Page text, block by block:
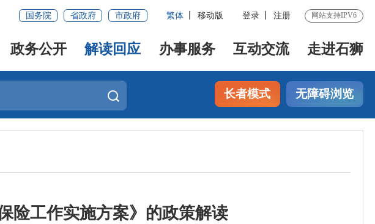
国务院 省政府 市政府 繁体 移动版 登录 注册 网站支持IPV6
政务公开 解读回应 办事服务 互动交流 走进石狮
长者模式 无障碍浏览
险工作实施方案》的政策解读